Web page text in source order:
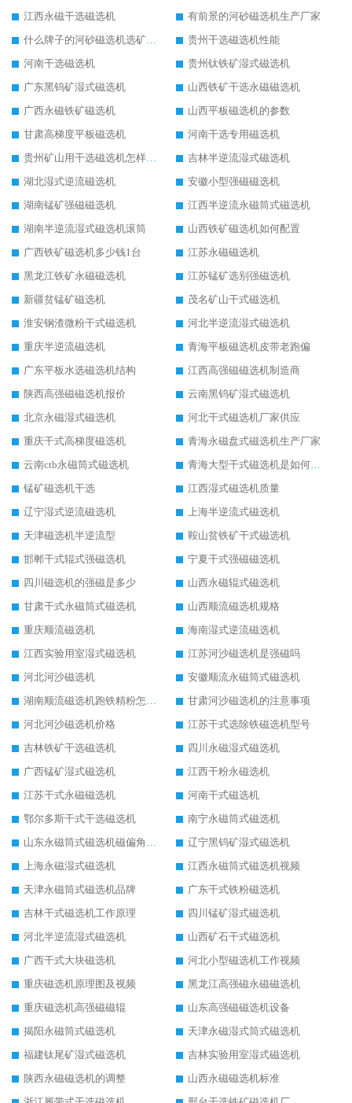
江西永磁干选磁选机
有前景的河砂磁选机生产厂家
什么牌子的河砂磁选机选矿效果好
贵州干选磁选机性能
河南干选磁选机
贵州钛铁矿湿式磁选机
广东黑钨矿湿式磁选机
山西铁矿干选永磁磁选机
广西永磁铁矿磁选机
山西平板磁选机的参数
甘肃高梯度平板磁选机
河南干选专用磁选机
贵州矿山用干选磁选机怎样调磁
吉林半逆流湿式磁选机
湖北湿式逆流磁选机
安徽小型强磁磁选机
湖南锰矿强磁磁选机
江西半逆流永磁筒式磁选机
湖南半逆流湿式磁选机滚筒
山西铁矿磁选机如何配置
广西铁矿磁选机多少钱1台
江苏永磁磁选机
黑龙江铁矿永磁磁选机
江苏锰矿选别强磁选机
新疆贫锰矿磁选机
茂名矿山干式磁选机
淮安钢渣微粉干式磁选机
河北半逆流湿式磁选机
重庆半逆流磁选机
青海平板磁选机皮带老跑偏
广东平板水选磁选机结构
江西高强磁磁选机制造商
陕西高强磁磁选机报价
云南黑钨矿湿式磁选机
北京永磁湿式磁选机
河北干式磁选机厂家供应
重庆干式高梯度磁选机
青海永磁盘式磁选机生产厂家
云南ctb永磁筒式磁选机
青海大型干式磁选机是如何选矿的
锰矿磁选机干选
江西湿式磁选机质量
辽宁湿式逆流磁选机
上海半逆流式磁选机
天津磁选机半逆流型
鞍山贫铁矿干式磁选机
邯郸干式辊式强磁选机
宁夏干式强磁磁选机
四川磁选机的强磁是多少
山西永磁辊式磁选机
甘肃干式永磁筒式磁选机
山西顺流磁选机规格
重庆顺流磁选机
海南湿式逆流磁选机
江西实验用室湿式磁选机
江苏河沙磁选机是强磁吗
河北河沙磁选机
安徽顺流永磁筒式磁选机
湖南顺流磁选机跑铁精粉怎么处理
甘肃河沙磁选机的注意事项
河北河沙磁选机价格
江苏干式选除铁磁选机型号
吉林铁矿干选磁选机
四川永磁湿式磁选机
广西锰矿湿式磁选机
江西干粉永磁选机
江苏干式永磁磁选机
河南干式磁选机
鄂尔多斯干式干选磁选机
南宁永磁筒式磁选机
山东永磁筒式磁选机磁偏角怎么调整
辽宁黑钨矿湿式磁选机
上海永磁湿式磁选机
江西永磁筒式磁选机视频
天津永磁筒式磁选机品牌
广东干式铁粉磁选机
吉林干式磁选机工作原理
四川锰矿湿式磁选机
河北半逆流湿式磁选机
山西矿石干式磁选机
广西干式大块磁选机
河北小型磁选机工作视频
重庆磁选机原理图及视频
黑龙江高强磁永磁磁选机
重庆磁选机高强磁磁辊
山东高强磁磁选机设备
揭阳永磁筒式磁选机
天津永磁湿式筒式磁选机
福建钛尾矿湿式磁选机
吉林实验用室湿式磁选机
陕西永磁磁选机的调整
山西永磁磁选机标准